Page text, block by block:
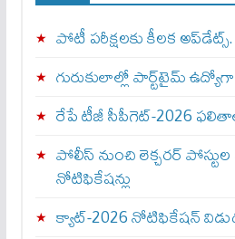
పోటీ పరీక్షలకు కీలక అప్‌డేట్స్.
గురుకులాల్లో పార్ట్‌టైమ్
రేపే టీజీ సీపీగెట్‌-2026
పోలీస్ నుంచి లెక్చరర్ పోస్టుల
నోటిఫికేషన్లు
క్యాట్-2026 నోటిఫికేషన్